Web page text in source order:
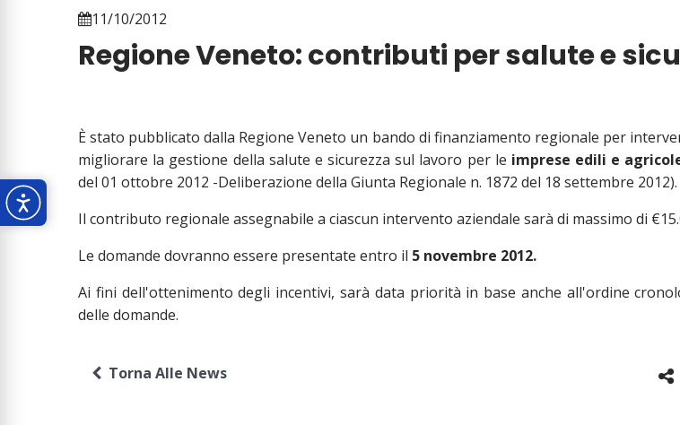
11/10/2012
Regione Veneto: contributi per salute e
È stato pubblicato dalla Regione Veneto un bando di finanziamento regionale per
migliorare la gestione della salute e sicurezza sul lavoro per le imprese edili e
del 01 ottobre 2012 -Deliberazione della Giunta Regionale n. 1872 del 18 settembre 2012).
Il contributo regionale assegnabile a ciascun intervento aziendale sarà di massimo di
Le domande dovranno essere presentate entro il 5 novembre 2012.
Ai fini dell'ottenimento degli incentivi, sarà data priorità in base anche all'ordine
delle domande.
Torna Alle News